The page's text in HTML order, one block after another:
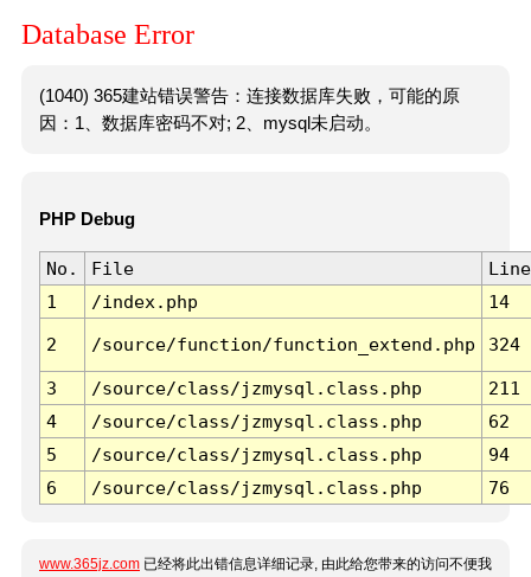
Database Error
(1040) 365建站错误警告：连接数据库失败，可能的原
因：1、数据库密码不对; 2、mysql未启动。
PHP Debug
No. File
Line
1
/index.php 14
2 /source/function/function_extend.php 324
3 /source/class/jzmysql.class.php
211
4
/source/class/jzmysql.class.php
62
5
/source/class/jzmysql.class.php
94
6
/source/class/jzmysql.class.php 76
www.365jz.com 已经将此出错信息详细记录, 由此给您带来的访问不便我